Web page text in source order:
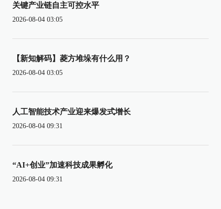
关键产业链自主可控水平
2026-08-04 03:05
【新知解码】菱方堆垛有什么用？
2026-08-04 03:05
人工智能技术产业迎来爆发式增长
2026-08-04 09:31
“AI+创业”加速科技成果孵化
2026-08-04 09:31